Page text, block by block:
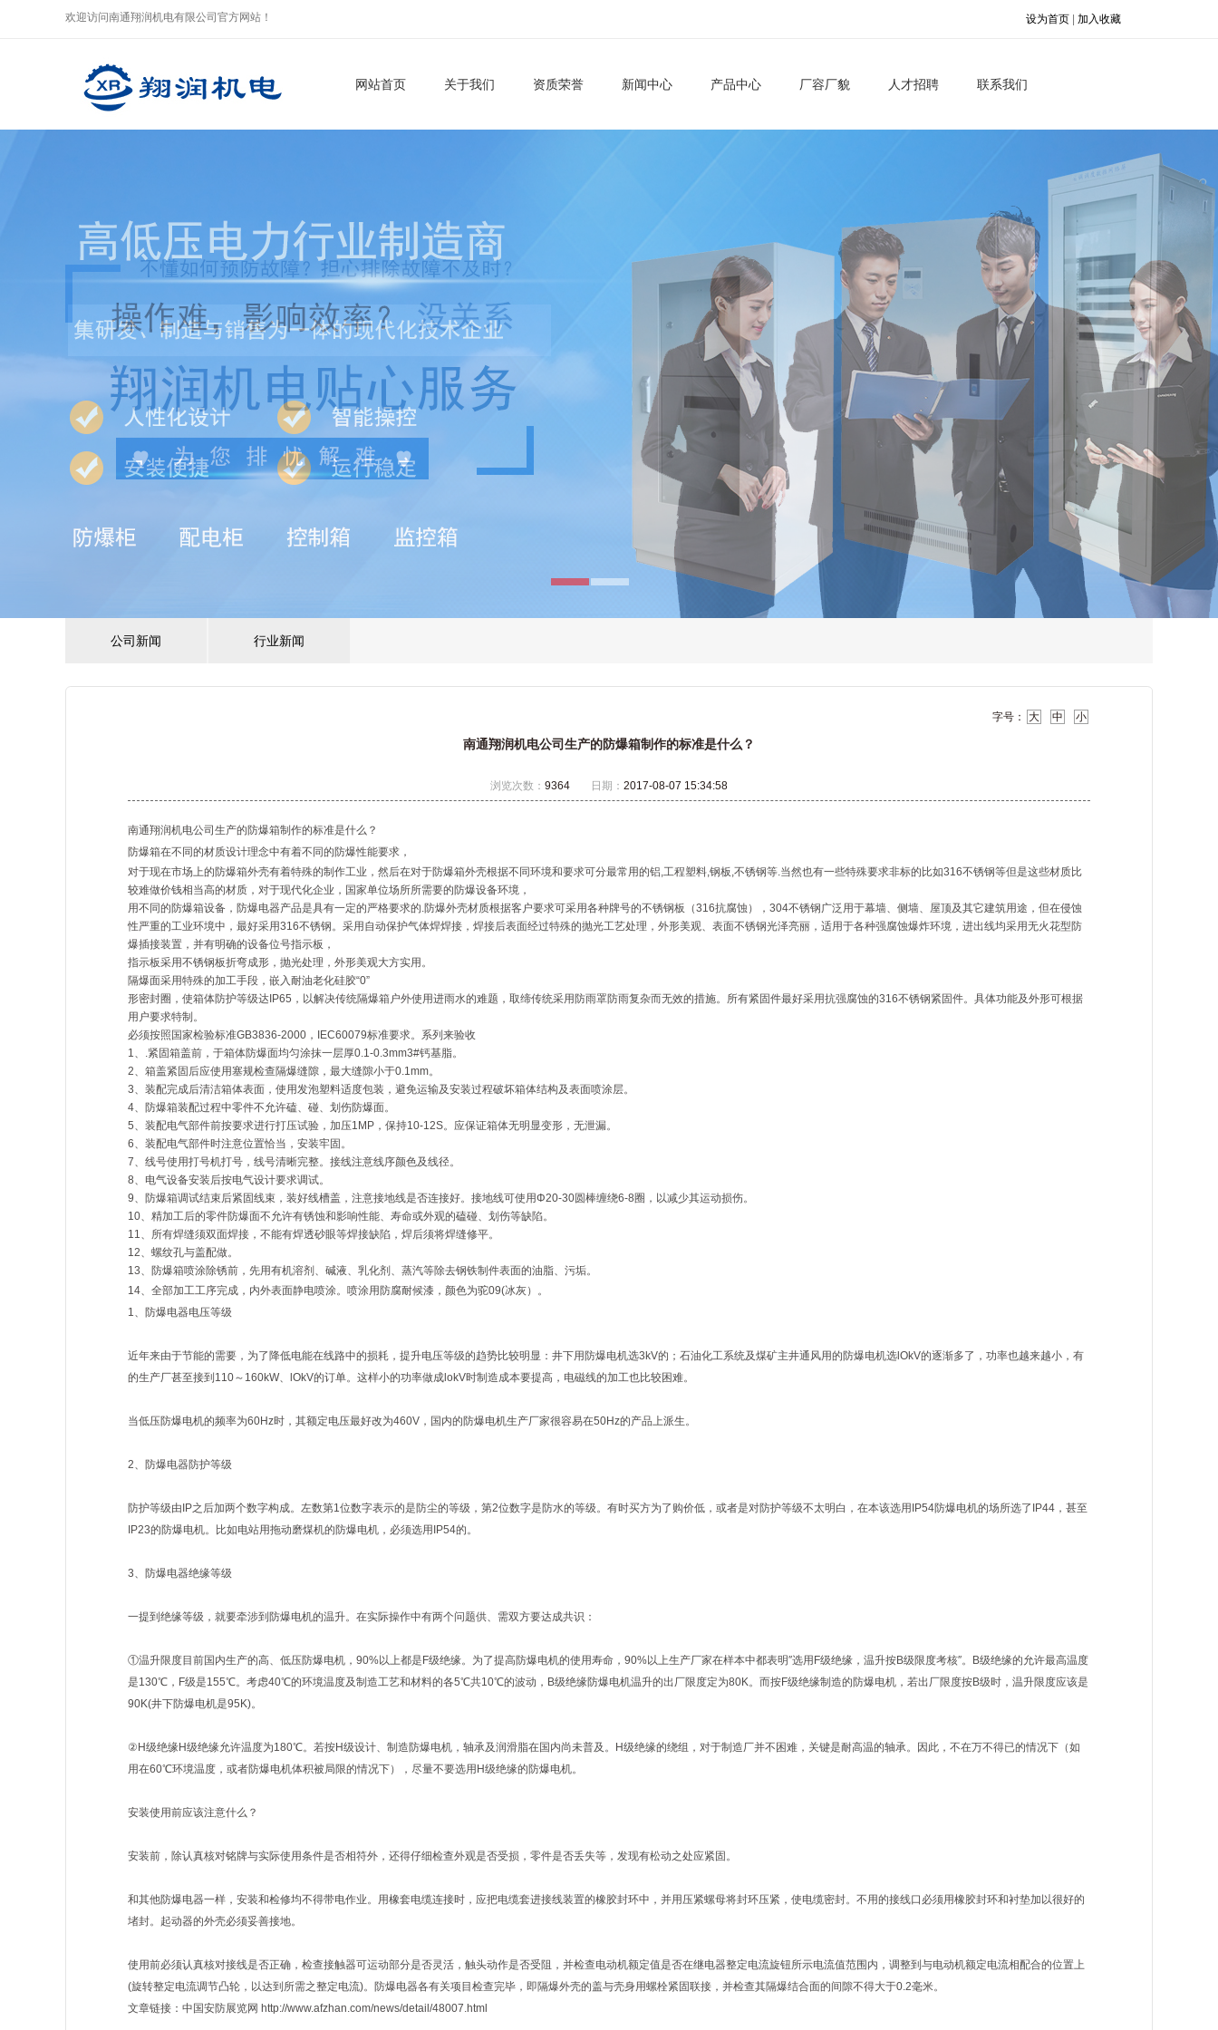
欢迎访问南通翔润机电有限公司官方网站！ 设为首页 加入收藏
网站首页 关于我们 资质荣誉 新闻中心 产品中心 厂容厂貌 人才招聘 联系我们
公司新闻 行业新闻
字号： 大 中 小
南通翔润机电公司生产的防爆箱制作的标准是什么？
浏览次数： 9364 日期： 2017-08-07 15:34:58
南通翔润机电公司生产的防爆箱制作的标准是什么？
防爆箱在不同的材质设计理念中有着不同的防爆性能要求，
对于现在市场上的防爆箱外壳有着特殊的制作工业，然后在对于防爆箱外壳根据不同环境和要求可分最常用的铝,工程塑料,钢板,不锈钢等.当然也有一些特殊要求非标的比如316不锈钢等但是这些材质比
较难做价钱相当高的材质，对于现代化企业，国家单位场所所需要的防爆设备环境，
用不同的防爆箱设备，防爆电器产品是具有一定的严格要求的.防爆外壳材质根据客户要求可采用各种牌号的不锈钢板（316抗腐蚀），304不锈钢广泛用于幕墙、侧墙、屋顶及其它建筑用途，但在侵蚀
性严重的工业环境中，最好采用316不锈钢。采用自动保护气体焊焊接，焊接后表面经过特殊的抛光工艺处理，外形美观、表面不锈钢光泽亮丽，适用于各种强腐蚀爆炸环境，进出线均采用无火花型防
爆插接装置，并有明确的设备位号指示板，
指示板采用不锈钢板折弯成形，抛光处理，外形美观大方实用。
隔爆面采用特殊的加工手段，嵌入耐油老化硅胶“0”
形密封圈，使箱体防护等级达IP65，以解决传统隔爆箱户外使用进雨水的难题，取缔传统采用防雨罩防雨复杂而无效的措施。所有紧固件最好采用抗强腐蚀的316不锈钢紧固件。具体功能及外形可根据
用户要求特制。
必须按照国家检验标准GB3836-2000，IEC60079标准要求。系列来验收
1、.紧固箱盖前，于箱体防爆面均匀涂抹一层厚0.1-0.3mm3#钙基脂。
2、箱盖紧固后应使用塞规检查隔爆缝隙，最大缝隙小于0.1mm。
3、装配完成后清洁箱体表面，使用发泡塑料适度包装，避免运输及安装过程破坏箱体结构及表面喷涂层。
4、防爆箱装配过程中零件不允许磕、碰、划伤防爆面。
5、装配电气部件前按要求进行打压试验，加压1MP，保持10-12S。应保证箱体无明显变形，无泄漏。
6、装配电气部件时注意位置恰当，安装牢固。
7、线号使用打号机打号，线号清晰完整。接线注意线序颜色及线径。
8、电气设备安装后按电气设计要求调试。
9、防爆箱调试结束后紧固线束，装好线槽盖，注意接地线是否连接好。接地线可使用Φ20-30圆棒缠绕6-8圈，以减少其运动损伤。
10、精加工后的零件防爆面不允许有锈蚀和影响性能、寿命或外观的磕碰、划伤等缺陷。
11、所有焊缝须双面焊接，不能有焊透砂眼等焊接缺陷，焊后须将焊缝修平。
12、螺纹孔与盖配做。
13、防爆箱喷涂除锈前，先用有机溶剂、碱液、乳化剂、蒸汽等除去钢铁制件表面的油脂、污垢。
14、全部加工工序完成，内外表面静电喷涂。喷涂用防腐耐候漆，颜色为驼09(冰灰）。
1、防爆电器电压等级
近年来由于节能的需要，为了降低电能在线路中的损耗，提升电压等级的趋势比较明显：井下用防爆电机选3kV的；石油化工系统及煤矿主井通风用的防爆电机选lOkV的逐渐多了，功率也越来越小，有
的生产厂甚至接到110～160kW、lOkV的订单。这样小的功率做成lokV时制造成本要提高，电磁线的加工也比较困难。
当低压防爆电机的频率为60Hz时，其额定电压最好改为460V，国内的防爆电机生产厂家很容易在50Hz的产品上派生。
2、防爆电器防护等级
防护等级由IP之后加两个数字构成。左数第1位数字表示的是防尘的等级，第2位数字是防水的等级。有时买方为了购价低，或者是对防护等级不太明白，在本该选用IP54防爆电机的场所选了IP44，甚至
IP23的防爆电机。比如电站用拖动磨煤机的防爆电机，必须选用IP54的。
3、防爆电器绝缘等级
一提到绝缘等级，就要牵涉到防爆电机的温升。在实际操作中有两个问题供、需双方要达成共识：
①温升限度目前国内生产的高、低压防爆电机，90%以上都是F级绝缘。为了提高防爆电机的使用寿命，90%以上生产厂家在样本中都表明″选用F级绝缘，温升按B级限度考核″。B级绝缘的允许最高温度
是130℃，F级是155℃。考虑40℃的环境温度及制造工艺和材料的各5℃共10℃的波动，B级绝缘防爆电机温升的出厂限度定为80K。而按F级绝缘制造的防爆电机，若出厂限度按B级时，温升限度应该是
90K(井下防爆电机是95K)。
②H级绝缘H级绝缘允许温度为180℃。若按H级设计、制造防爆电机，轴承及润滑脂在国内尚未普及。H级绝缘的绕组，对于制造厂并不困难，关键是耐高温的轴承。因此，不在万不得已的情况下（如
用在60℃环境温度，或者防爆电机体积被局限的情况下），尽量不要选用H级绝缘的防爆电机。
安装使用前应该注意什么？
安装前，除认真核对铭牌与实际使用条件是否相符外，还得仔细检查外观是否受损，零件是否丢失等，发现有松动之处应紧固。
和其他防爆电器一样，安装和检修均不得带电作业。用橡套电缆连接时，应把电缆套进接线装置的橡胶封环中，并用压紧螺母将封环压紧，使电缆密封。不用的接线口必须用橡胶封环和衬垫加以很好的
堵封。起动器的外壳必须妥善接地。
使用前必须认真核对接线是否正确，检查接触器可运动部分是否灵活，触头动作是否受阻，并检查电动机额定值是否在继电器整定电流旋钮所示电流值范围内，调整到与电动机额定电流相配合的位置上
(旋转整定电流调节凸轮，以达到所需之整定电流)。防爆电器各有关项目检查完毕，即隔爆外壳的盖与壳身用螺栓紧固联接，并检查其隔爆结合面的间隙不得大于0.2毫米。
文章链接：中国安防展览网 http://www.afzhan.com/news/detail/48007.html